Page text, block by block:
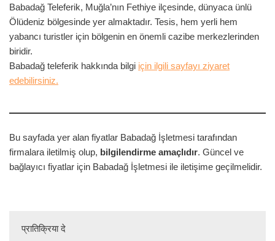
Babadağ Teleferik, Muğla’nın Fethiye ilçesinde, dünyaca ünlü
Ölüdeniz bölgesinde yer almaktadır. Tesis, hem yerli hem
yabancı turistler için bölgenin en önemli cazibe merkezlerinden
biridir.
Babadağ teleferik hakkında bilgi için ilgili sayfayı ziyaret
edebilirsiniz.
Bu sayfada yer alan fiyatlar Babadağ İşletmesi tarafından
firmalara iletilmiş olup, bilgilendirme amaçlıdır. Güncel ve
bağlayıcı fiyatlar için Babadağ İşletmesi ile iletişime geçilmelidir.
प्रातिक्रिया दे